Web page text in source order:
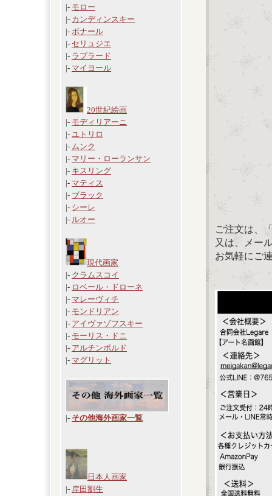
|- モロー
|- カンディンスキー
|- ボナール
|- セリュジエ
|- ラプラード
|- マイヨール
20世紀絵画
|- モディリアーニ
|- ユトリロ
|- ムンク
|- マリー・ローランサン
|- キスリング
|- マティス
|- ブラック
|- シーレ
|- ルオー
現代画家
|- クラムスコイ
|- ロベール・ドローネ
|- マレーヴィチ
|- モンドリアン
|- アイヴァゾフスキー
|- モーリス・ドニ
|- アルチンボルド
|- マグリット
|- その他海外画家一覧
日本人画家
|- 岸田劉生
ご注文は、
又は、メー
お気軽にご